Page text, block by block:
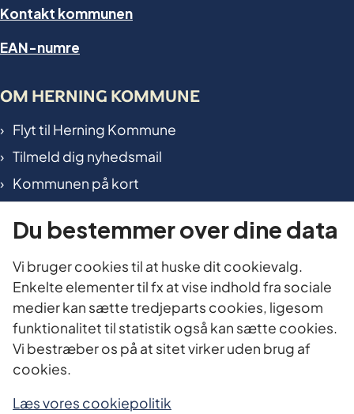
Kontakt kommunen
EAN-numre
OM HERNING KOMMUNE
Flyt til Herning Kommune
Tilmeld dig nyhedsmail
Kommunen på kort
International in Herning
TILGÆNGELIGHED OG DATA
Tilgængelighedserklæring
Cookies
Oplysningspligt
Personoplysninger
Planlæg dit besøg i Borgerservice
Du bestemmer over dine data
Vi bruger cookies til at huske dit cookievalg.
Enkelte elementer til fx at vise indhold fra sociale
medier kan sætte tredjeparts cookies, ligesom
funktionalitet til statistik også kan sætte cookies.
Vi bestræber os på at sitet virker uden brug af
cookies.
Læs vores cookiepolitik